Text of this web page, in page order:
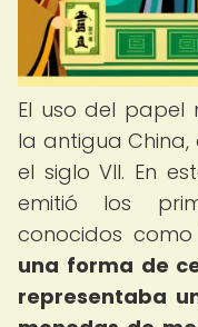
El uso del papel
la antigua
el siglo VII. En
emitió los
conocidos como
una forma de
representaba